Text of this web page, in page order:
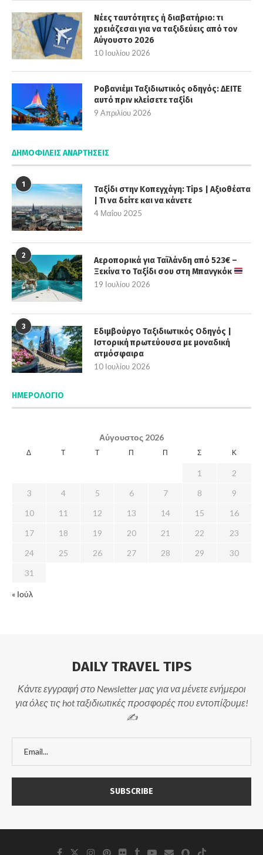
Νέες ταυτότητες ή διαβατήριο: τι
χρειάζεσαι για να ταξιδεύεις από τον
Αύγουστο 2026
10 Ιουλίου 2026
Ροβανιέμι Ταξιδιωτικός οδηγός: ΔΕΙΤΕ
αυτό πριν κλείσετε ταξίδι
9 Απριλίου 2026
ΔΗΜΟΦΙΛΕΊΣ ΑΝΑΡΤΉΣΕΙΣ
1
Ταξίδι στην Κοπεγχάγη: Tips | Αξιοθέατα
| Τι να δείτε και να κάνετε
4 Μαΐου 2025
2
Αεροπορικά για Ταϊλάνδη από 523€ –
Ξεκίνα το Ταξίδι σου στη Μπανγκόκ
19 Ιουλίου 2026
3
Εδιμβούργο Ταξιδιωτικός Οδηγός |
Ιστορική πρωτεύουσα με μοναδική
ατμόσφαιρα
10 Ιουλίου 2026
ΗΜΕΡΟΛΌΓΙΟ
Αύγουστος 2026
Δ Τ Τ Π Π Σ Κ
1
2
3
4 5 6 7 8
9
10
11 12 13 14 15
16
17
18 19 20 21 22
23
24
25 26 27 28 29
30
31
« Ιούλ
DAILY TRAVEL TIPS
Κάντε εγγραφή στο Newsletter μας για να μένετε ενήμεροι
για όλες τις hot ταξιδιωτικές προσφορές που εντοπίζουμε!
✍️